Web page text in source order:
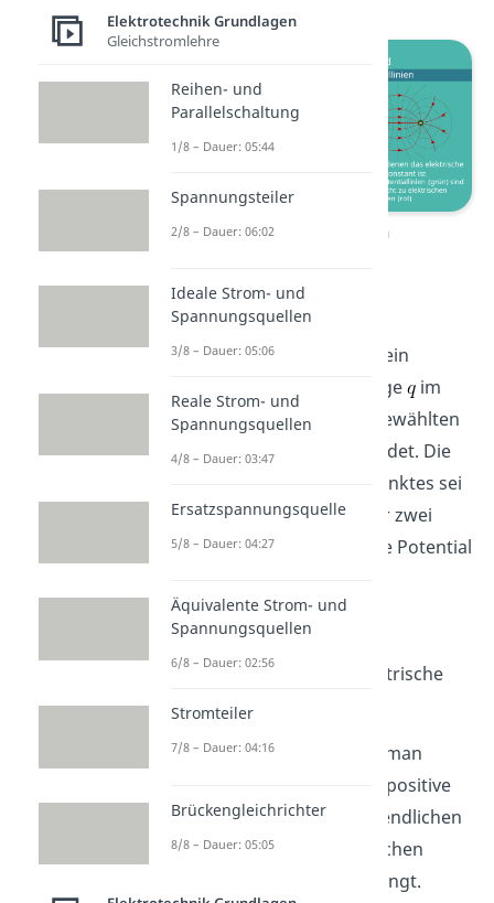
Äquipotentiallinien
Geladenes Teilchen
Nehmen wir an, dass sich ein
Teilchen der Ladungsmenge im
Ursprung eines von uns gewählten
Koordinatensystems befindet. Die
Position eines weiteren Punktes sei
und sei der Abstand der zwei
Punkte. Für das elektrische Potential
Hier bezeichnet
die elektrische
Feldkonstante.
Bei dieser Gleichung geht man
davon aus, dass man eine positive
Probeladung aus dem Unendlichen
unter Einfluss des elektrischen
bringt.
Elektrotechnik Grundlagen
Gleichstromlehre
Reihen- und
Parallelschaltung
1/8 – Dauer: 05:44
Spannungsteiler
2/8 – Dauer: 06:02
Ideale Strom- und
Spannungsquellen
3/8 – Dauer: 05:06
Reale Strom- und
Spannungsquellen
4/8 – Dauer: 03:47
Ersatzspannungsquelle
5/8 – Dauer: 04:27
Äquivalente Strom- und
Spannungsquellen
6/8 – Dauer: 02:56
Stromteiler
7/8 – Dauer: 04:16
Brückengleichrichter
8/8 – Dauer: 05:05